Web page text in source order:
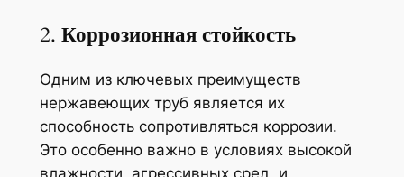
2. Коррозионная стойкость
Одним из ключевых преимуществ
нержавеющих труб является их
способность сопротивляться коррозии.
Это особенно важно в условиях высокой